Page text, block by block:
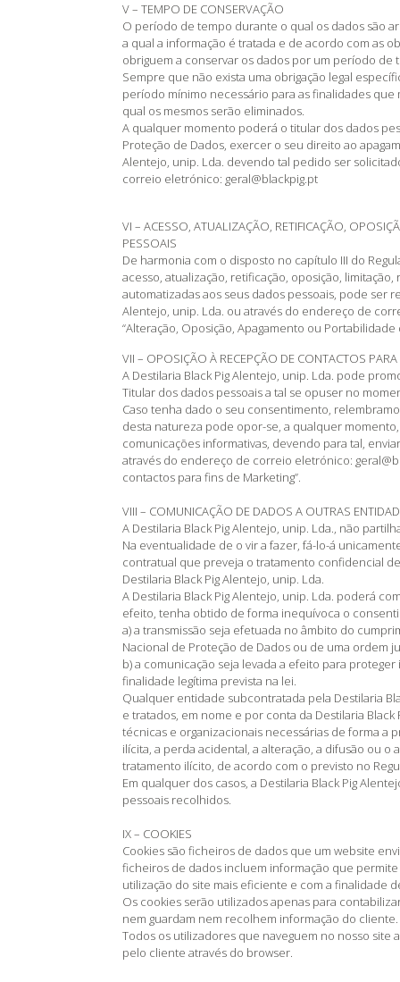
V – TEMPO DE CONSERVAÇÃO
O período de tempo durante o qual os dados são
a qual a informação é tratada e de acordo com as
obriguem a conservar os dados por um período de
Sempre que não exista uma obrigação legal
período mínimo necessário para as finalidades
qual os mesmos serão eliminados.
A qualquer momento poderá o titular dos dados
Proteção de Dados, exercer o seu direito ao
Alentejo, unip. Lda. devendo tal pedido ser
correio eletrónico: geral@blackpig.pt
VI – ACESSO, ATUALIZAÇÃO, RETIFICAÇÃO,
PESSOAIS
De harmonia com o disposto no capítulo III do
acesso, atualização, retificação, oposição,
automatizadas aos seus dados pessoais, pode ser
Alentejo, unip. Lda. ou através do endereço de
“Alteração, Oposição, Apagamento ou Portabilidade
VII – OPOSIÇÃO À RECEPÇÃO DE CONTACTOS PARA
A Destilaria Black Pig Alentejo, unip. Lda. pode
Titular dos dados pessoais a tal se opuser no
Caso tenha dado o seu consentimento,
desta natureza pode opor-se, a qualquer
comunicações informativas, devendo para tal,
através do endereço de correio eletrónico:
contactos para fins de Marketing”.
VIII – COMUNICAÇÃO DE DADOS A OUTRAS
A Destilaria Black Pig Alentejo, unip. Lda., não
Na eventualidade de o vir a fazer, fá-lo-á
contratual que preveja o tratamento confidencial
Destilaria Black Pig Alentejo, unip. Lda.
A Destilaria Black Pig Alentejo, unip. Lda. poderá
efeito, tenha obtido de forma inequívoca o
a) a transmissão seja efetuada no âmbito do
Nacional de Proteção de Dados ou de uma ordem
b) a comunicação seja levada a efeito para
finalidade legítima prevista na lei.
Qualquer entidade subcontratada pela Destilaria
e tratados, em nome e por conta da Destilaria
técnicas e organizacionais necessárias de forma a
ilícita, a perda acidental, a alteração, a difusão ou
tratamento ilícito, de acordo com o previsto no
Em qualquer dos casos, a Destilaria Black Pig
pessoais recolhidos.
IX – COOKIES
Cookies são ficheiros de dados que um website
ficheiros de dados incluem informação que
utilização do site mais eficiente e com a finalidade
Os cookies serão utilizados apenas para
nem guardam nem recolhem informação do cliente.
Todos os utilizadores que naveguem no nosso site
pelo cliente através do browser.